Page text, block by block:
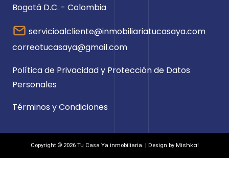
Bogotá D.C. - Colombia
servicioalcliente@inmobiliariatucasaya.com
correotucasaya@gmail.com
Política de Privacidad y Protección de Datos
Personales
Términos y Condiciones
Copyright © 2026 Tu Casa Ya inmobiliaria. | Design by Mishka!